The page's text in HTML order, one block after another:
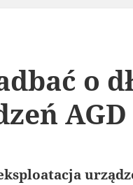
o
AGD